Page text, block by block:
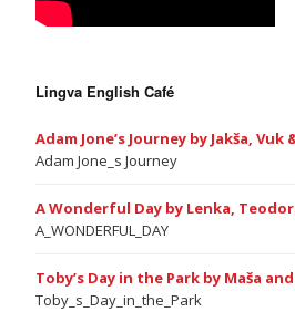
Lingva English Café
Adam Jone’s Journey by Jakša, Vuk
Adam Jone_s Journey
A Wonderful Day by Lenka,
A_WONDERFUL_DAY
Toby’s Day in the Park by Maša
Toby_s_Day_in_the_Park